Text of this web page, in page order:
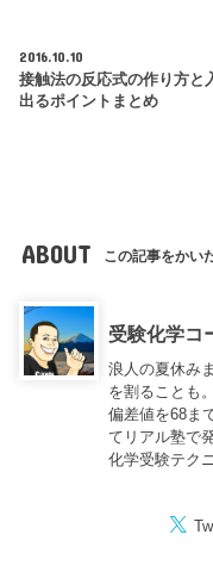
2016.10.10
接触法の反応式の作り方と
出るポイントまとめ
ABOUT この記事をかい
受験化学コ
浪人の夏休み
を割ることも
偏差値を68ま
てリアル塾で
化学受験テク